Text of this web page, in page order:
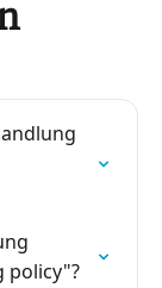
policy"?